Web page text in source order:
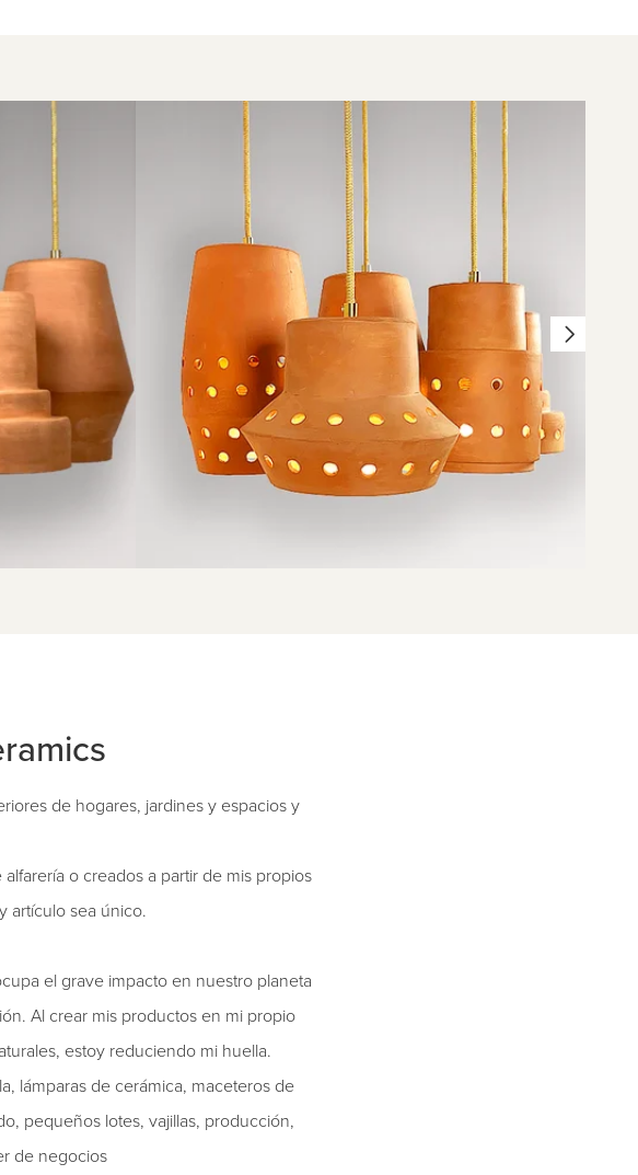
de hogares, jardines y espacios y
o creados a partir de mis propios
artículo sea único.
el grave impacto en nuestro planeta
Al crear mis productos en mi propio
estoy reduciendo mi huella.
lámparas de cerámica, maceteros de
pequeños lotes, vajillas, producción,
de negocios